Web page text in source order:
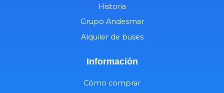
Historia
Grupo Andesmar
Alquiler de buses
Información
Cómo comprar